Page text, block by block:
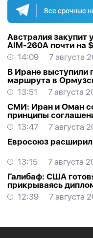
Все срочные
Австралия
AIM-260A почти на
14:09
7 августа
В Иране выступили
маршрута в
13:51
7 августа
СМИ: Иран и Оман
принципы
13:47
7 августа
Евросоюз
13:15
7 августа
Галибаф: США
прикрываясь
12:39
7 августа